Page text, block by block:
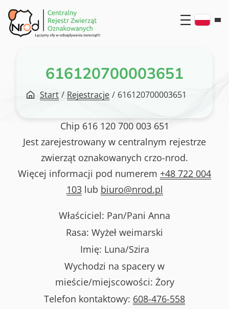
Przejdź
do
treści
616120700003651
Start / Rejestracje / 616120700003651
Chip 616 120 700 003 651
Jest zarejestrowany w centralnym rejestrze
zwierząt oznakowanych crzo-nrod.
Więcej informacji pod numerem +48 722 004
103lub biuro@nrod.pl
Właściciel: Pan/Pani Anna
Rasa: Wyżeł weimarski
Imię: Luna/Szira
Wychodzi na spacery w
mieście/miejscowości: Żory
Telefon kontaktowy: 608-476-558